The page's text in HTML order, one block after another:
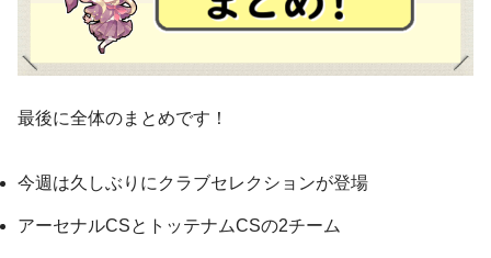
最後に全体のまとめです！
今週は久しぶりにクラブセレクションが登場
アーセナルCSとトッテナムCSの2チーム